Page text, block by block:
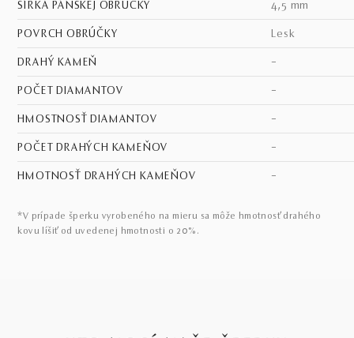
ŠÍRKA PÁNSKEJ OBRÚČKY 4,5 mm
POVRCH OBRÚČKY lesk
DRAHÝ KAMEŇ –
POČET DIAMANTOV –
HMOSTNOSŤ DIAMANTOV –
POČET DRAHÝCH KAMEŇOV –
HMOTNOSŤ DRAHÝCH KAMEŇOV –
*V prípade šperku vyrobeného na mieru sa môže hmotnosť drahého
kovu líšiť od uvedenej hmotnosti o 20%.